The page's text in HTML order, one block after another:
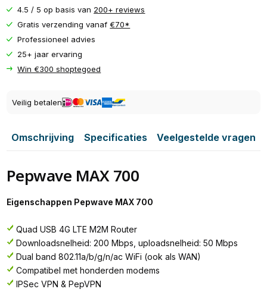
4.5 / 5 op basis van 200+ reviews
Gratis verzending vanaf€70*
Professioneel advies
25+ jaar ervaring
Win €300 shoptegoed
Veilig betalen
Omschrijving Specificaties Veelgestelde vragen
Pepwave MAX 700
Eigenschappen Pepwave MAX 700
Quad USB 4G LTE M2M Router
Downloadsnelheid: 200 Mbps, uploadsnelheid: 50 Mbps
Dual band 802.11a/b/g/n/ac WiFi (ook als WAN)
Compatibel met honderden modems
IPSec VPN & PepVPN